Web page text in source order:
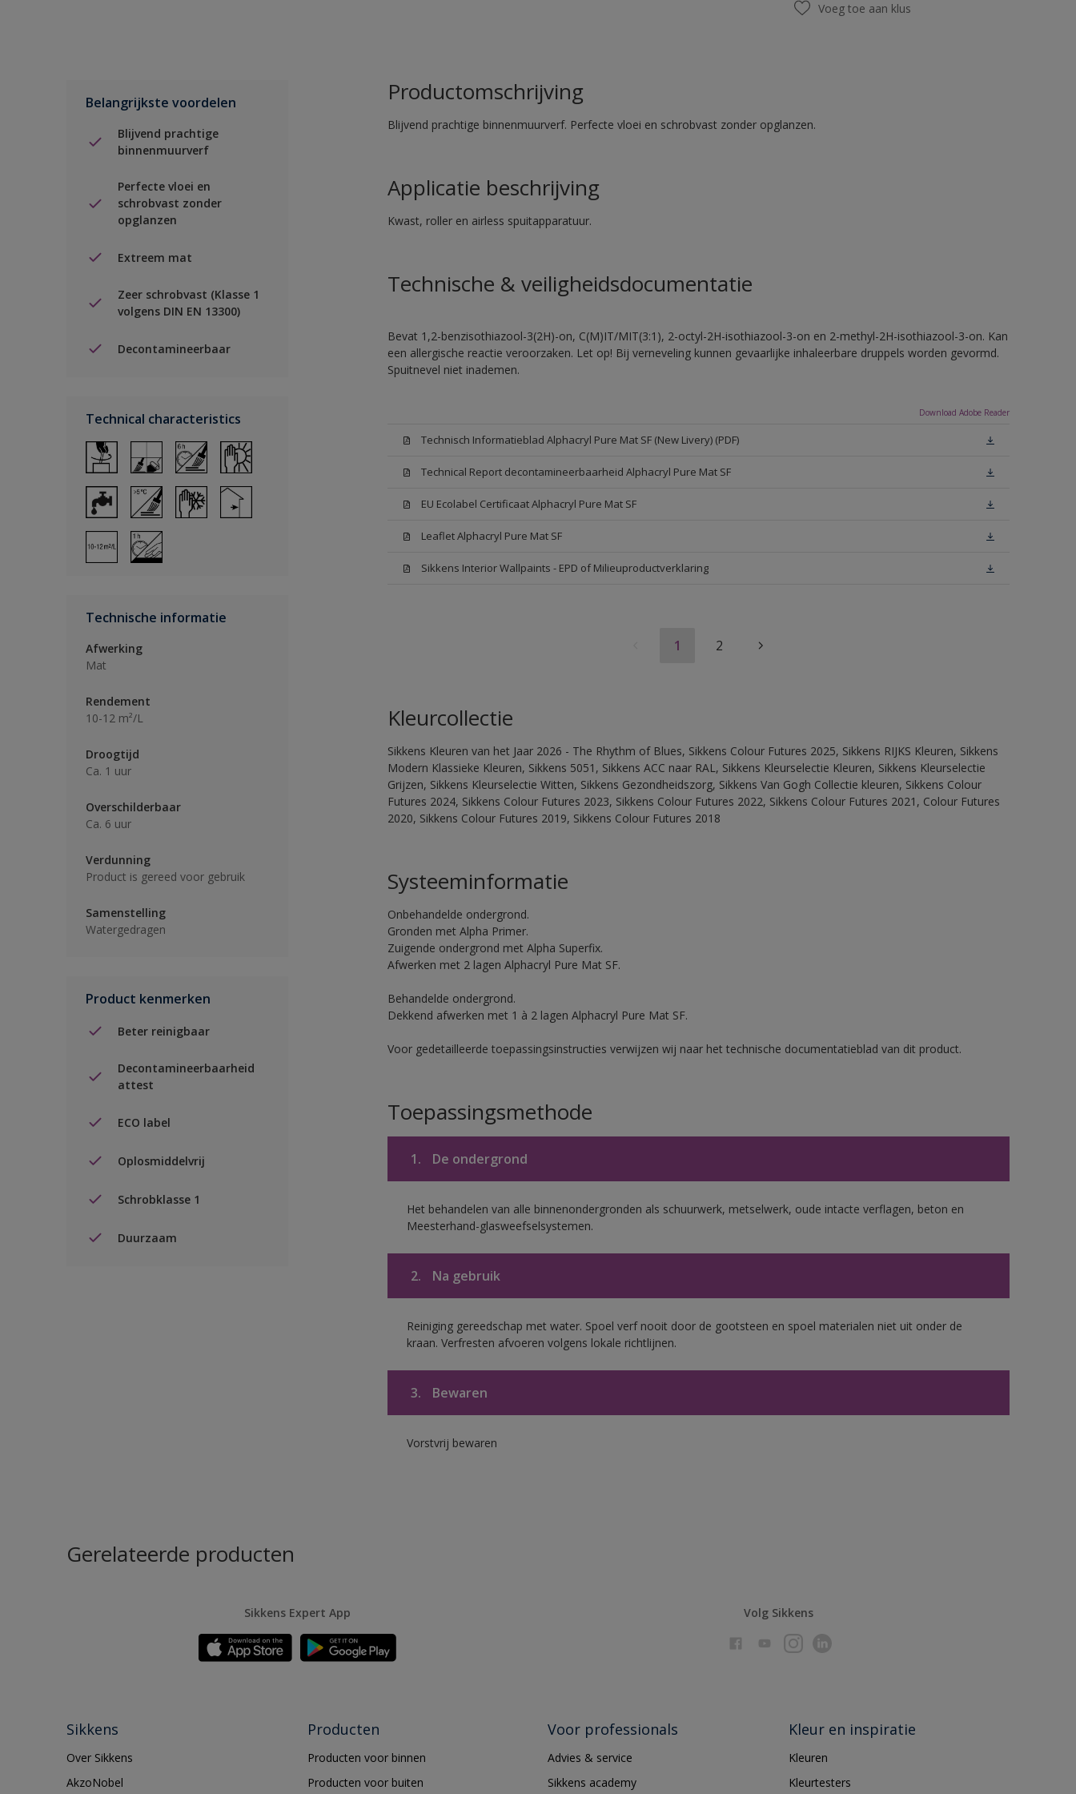
Voeg toe aan klus
Belangrijkste voordelen
Blijvend prachtige
binnenmuurverf
Perfecte vloei en
schrobvast zonder
opglanzen
Extreem mat
Zeer schrobvast (Klasse 1
volgens DIN EN 13300)
Decontamineerbaar
Technical characteristics
Technische informatie
Afwerking
Mat
Rendement
10-12 m²/L
Droogtijd
Ca. 1 uur
Overschilderbaar
Ca. 6 uur
Verdunning
Product is gereed voor gebruik
Samenstelling
Watergedragen
Product kenmerken
Beter reinigbaar
Decontamineerbaarheid
attest
ECO label
Oplosmiddelvrij
Schrobklasse 1
Duurzaam
Productomschrijving
Blijvend prachtige binnenmuurverf. Perfecte vloei en schrobvast zonder opglanzen.
Applicatie beschrijving
Kwast, roller en airless spuitapparatuur.
Technische & veiligheidsdocumentatie
Bevat 1,2-benzisothiazool-3(2H)-on, C(M)IT/MIT(3:1), 2-octyl-2H-isothiazool-3-on en 2-methyl-2H-isothiazool-3-on. Kan
een allergische reactie veroorzaken. Let op! Bij verneveling kunnen gevaarlijke inhaleerbare druppels worden gevormd.
Spuitnevel niet inademen.
Download Adobe Reader
Technisch Informatieblad Alphacryl Pure Mat SF (New Livery) (PDF)
Technical Report decontamineerbaarheid Alphacryl Pure Mat SF
EU Ecolabel Certificaat Alphacryl Pure Mat SF
Leaflet Alphacryl Pure Mat SF
Sikkens Interior Wallpaints - EPD of Milieuproductverklaring
1 2
Kleurcollectie
Sikkens Kleuren van het Jaar 2026 - The Rhythm of Blues, Sikkens Colour Futures 2025, Sikkens RIJKS Kleuren, Sikkens
Modern Klassieke Kleuren, Sikkens 5051, Sikkens ACC naar RAL, Sikkens Kleurselectie Kleuren, Sikkens Kleurselectie
Grijzen, Sikkens Kleurselectie Witten, Sikkens Gezondheidszorg, Sikkens Van Gogh Collectie kleuren, Sikkens Colour
Futures 2024, Sikkens Colour Futures 2023, Sikkens Colour Futures 2022, Sikkens Colour Futures 2021, Colour Futures
2020, Sikkens Colour Futures 2019, Sikkens Colour Futures 2018
Systeeminformatie
Onbehandelde ondergrond.
Gronden met Alpha Primer.
Zuigende ondergrond met Alpha Superfix.
Afwerken met 2 lagen Alphacryl Pure Mat SF.
Behandelde ondergrond.
Dekkend afwerken met 1 à 2 lagen Alphacryl Pure Mat SF.
Voor gedetailleerde toepassingsinstructies verwijzen wij naar het technische documentatieblad van dit product.
Toepassingsmethode
1. De ondergrond
Het behandelen van alle binnenondergronden als schuurwerk, metselwerk, oude intacte verflagen, beton en
Meesterhand-glasweefselsystemen.
2. Na gebruik
Reiniging gereedschap met water. Spoel verf nooit door de gootsteen en spoel materialen niet uit onder de
kraan. Verfresten afvoeren volgens lokale richtlijnen.
3. Bewaren
Vorstvrij bewaren
Gerelateerde producten
Sikkens Expert App Volg Sikkens
Sikkens
Over Sikkens
AkzoNobel
Producten
Producten voor binnen
Producten voor buiten
Voor professionals
Advies & service
Sikkens academy
Kleur en inspiratie
Kleuren
Kleurtesters